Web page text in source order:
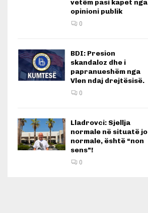
vetëm pasi kapet nga
opinioni publik
0
BDI: Presion
skandaloz dhe i
papranueshëm nga
Vlen ndaj drejtësisë.
0
Lladrovci: Sjellja
normale në situatë jo
normale, është “non
sens”!
0